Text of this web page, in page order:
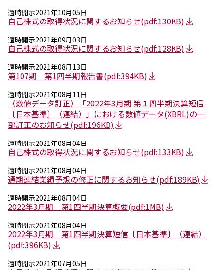
先進機能材料事業部
モビリティソリューションズ事業部
ライフ＆ヘルスケア製品事業部
ナガセバイオイノベーションセンター
ナガセアプリケーションワークショップ
未来共創室
NAGASEバイオテック室
IR（投資家情報）
IRニュース：2026年
IRライブラリー
個人株主・投資家の皆様へ
株主・株式情報
財務情報
サステナビリティ
トップメッセージ
統合報告書
環境
社会
ガバナンス
サステナビリティデータ集
社会貢献活動
適時開示2021年10月05日
自己株式の取得状況に関するお知らせ(pdf:130KB)
適時開示2021年09月03日
自己株式の取得状況に関するお知らせ(pdf:128KB)
適時開示2021年08月13日
第107期 第1四半期報告書(pdf:394KB)
適時開示2021年08月11日
（数値データ訂正）「2022年3月期 第１四半期決算短信
〔日本基準〕（連結）」における数値データ(XBRL)の一
部訂正のお知らせ(pdf:196KB)
適時開示2021年08月04日
自己株式の取得状況に関するお知らせ(pdf:133KB)
適時開示2021年08月04日
通期連結業績予想の修正に関するお知らせ(pdf:189KB)
適時開示2021年08月04日
2022年3月期 第1四半期決算概要(pdf:1MB)
適時開示2021年08月04日
2022年3月期 第1四半期決算短信〔日本基準〕（連結）
(pdf:396KB)
適時開示2021年07月05日